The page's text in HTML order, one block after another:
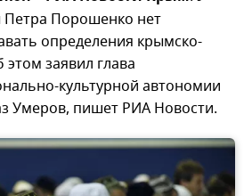
Петра Порошенко нет
определения крымско-
заявил глава
культурной автономии
Умеров, пишет РИА Новости.